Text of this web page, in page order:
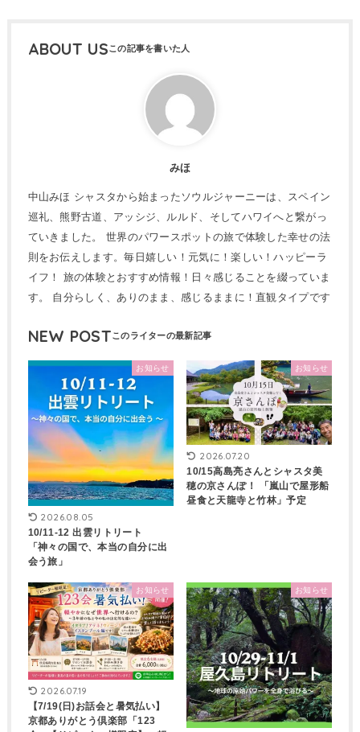
ABOUT US
みほ
中山みほ シャスタから始まったソウルジャーニーは、スペイン
巡礼、熊野古道、アッシジ、ルルド、そしてハワイへと繋がっ
ていきました。 世界のパワースポットの旅で体験した幸せの法
則をお伝えします。毎日嬉しい！元気に！楽しい！ハッピーラ
イフ！ 旅の体験とおすすめ情報！日々感じることを綴っていま
す。 自分らしく、ありのまま、感じるままに！直観タイプです
NEW POST
お知らせ
2026.08.05
10/11-12 出雲リトリート
「神々の国で、本当の自分に出
会う旅」
お知らせ
2026.07.20
10/15高島亮さんとシャスタ美
穂の京さんぽ！ 「嵐山で屋形船
昼食と天龍寺と竹林」予定
お知らせ
2026.07.19
【7/19(日)お話会と暑気払い】
京都ありがとう倶楽部「123
お知らせ